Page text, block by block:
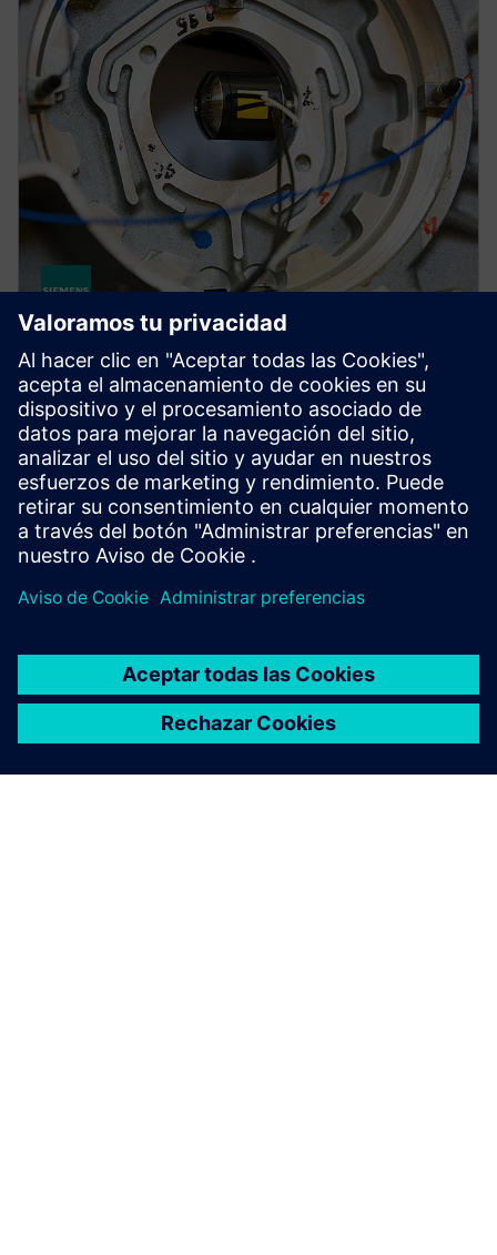
SIMCENTER
Simcenter Qsources Hardware
Easily measure driving points and structural and
vibro-acoustic frequency response functions with a
suite of sound and vibration excitation hardware.